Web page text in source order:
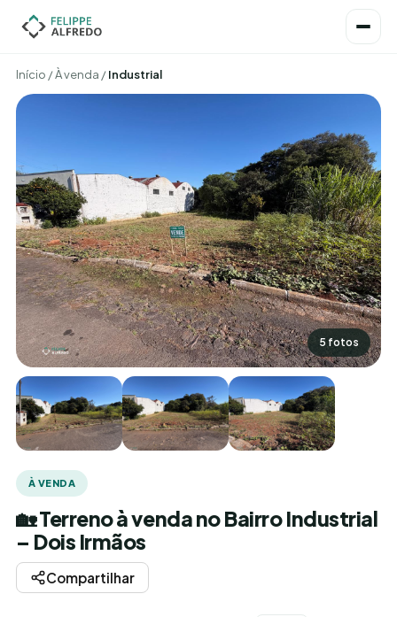
Início /À venda /Industrial
5 fotos
À VENDA
🏡 Terreno à venda no Bairro Industrial
– Dois Irmãos
Compartilhar